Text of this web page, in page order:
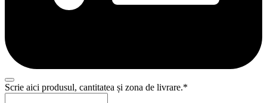
Website
Scrie aici produsul, cantitatea și zona de livrare.*